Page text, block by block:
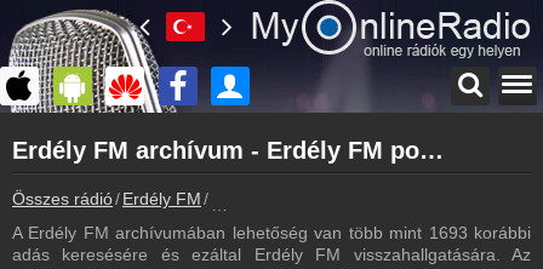
myonlineradio.hu
Erdély FM
Vissza az Erdély FM oldalára
Bejelentkezés
Erdély FM archívum - Erdély FM podcasts - Erdély FM visszahallgatás
Összes rádió Erdély FM
A Erdély FM archívumában lehetőség van több mint 1693 korábbi
adás keresésére és ezáltal Erdély FM visszahallgatására. Az